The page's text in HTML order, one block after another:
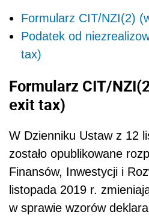
Formularz CIT/NZI(2)
Podatek od
tax)
Formularz CIT/NZI
exit tax)
W Dzienniku Ustaw z 12
zostało opublikowane
Finansów, Inwestycji i
listopada 2019 r.
w sprawie wzorów